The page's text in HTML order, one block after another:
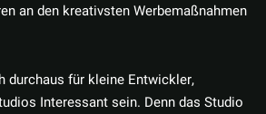
an den kreativsten Werbemaßnahmen
durchaus für kleine Entwickler,
Interessant sein. Denn das Studio